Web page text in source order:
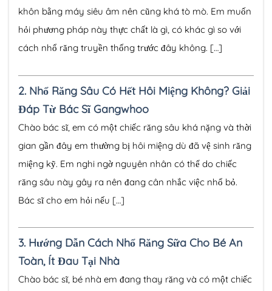
khôn bằng máy siêu âm nên cũng khá tò mò. Em muốn
hỏi phương pháp này thực chất là gì, có khác gì so với
cách nhổ răng truyền thống trước đây không. […]
2. Nhổ Răng Sâu Có Hết Hôi Miệng Không? Giải
Đáp Từ Bác Sĩ Gangwhoo
Chào bác sĩ, em có một chiếc răng sâu khá nặng và thời
gian gần đây em thường bị hôi miệng dù đã vệ sinh răng
miệng kỹ. Em nghi ngờ nguyên nhân có thể do chiếc
răng sâu này gây ra nên đang cân nhắc việc nhổ bỏ.
Bác sĩ cho em hỏi nếu […]
3. Hướng Dẫn Cách Nhổ Răng Sữa Cho Bé An
Toàn, Ít Đau Tại Nhà
Chào bác sĩ, bé nhà em đang thay răng và có một chiếc